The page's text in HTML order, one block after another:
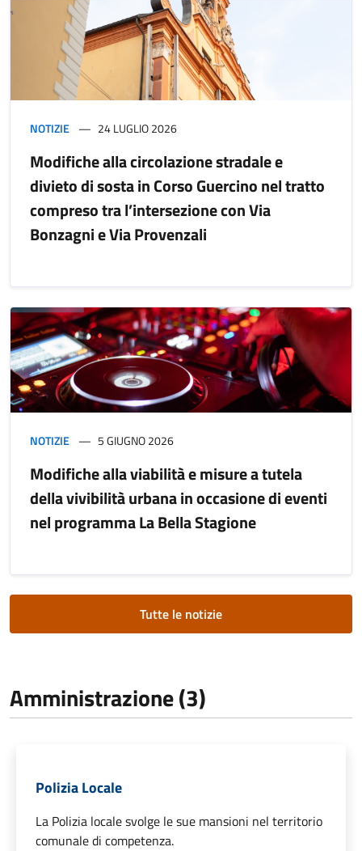
NOTIZIE 24 LUGLIO 2026
Modifiche alla circolazione stradale e
divieto di sosta in Corso Guercino nel tratto
compreso tra l’intersezione con Via
Bonzagni e Via Provenzali
NOTIZIE 5 GIUGNO 2026
Modifiche alla viabilità e misure a tutela
della vivibilità urbana in occasione di eventi
nel programma La Bella Stagione
Tutte le notizie
Amministrazione (3)
Polizia Locale
La Polizia locale svolge le sue mansioni nel territorio
comunale di competenza.